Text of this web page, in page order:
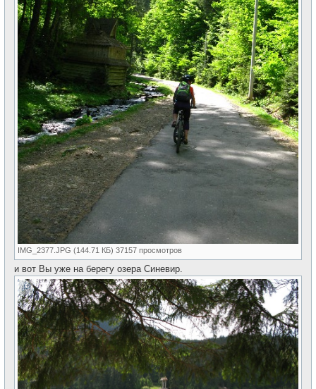
IMG_2377.JPG (144.71 КБ) 37157 просмотров
и вот Вы уже на берегу озера Синевир.